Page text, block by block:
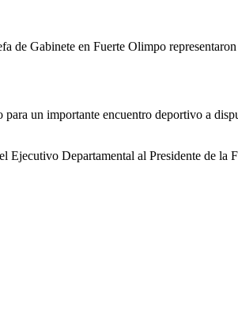
de Gabinete en Fuerte Olimpo
un importante encuentro deportivo a
Departamental al Presidente de la